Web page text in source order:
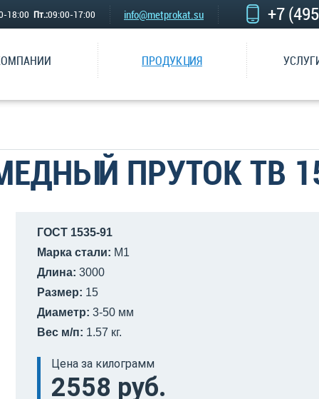
18:00 Пт.:09:00-17:00 info@metprokat.su +7
ПРОДУКЦИЯ
ПРУТОК ТВ
ГОСТ 1535-91
Марка стали: М1
Длина: 3000
Размер: 15
Диаметр: 3-50 мм
Вес м/п: 1.57 кг.
Цена за килограмм
2558 руб.